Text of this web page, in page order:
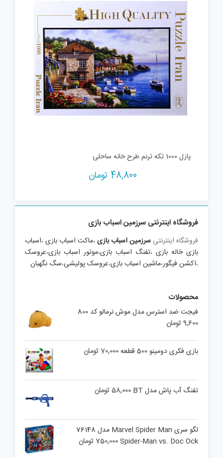
پازل 1000 تکه ترنم طرح خانه ساحلی
48,800 تومان
فروشگاه اینترنتی سرزمین اسباب بازی
فروشگاه اینترنتی سرزمین اسباب بازی،ماکت اسباب بازی،اسباب
بازی خاله بازی ،تفنگ اسباب بازی،موتور اسباب بازی،عروسک
،اکشن فیگور،ماشین اسباب بازی،عروسک پولیشی،سگ نگهبان
محصولات
فیجت ضد استرس مدل موش نرمالو کد 800
9,600تومان
بازی فکری دومینو 500 قطعه 70,000تومان
تفنگ آب پاش مدل BT 58,000تومان
لگو سری Marvel Spider Man مدل 76148
Spider-Man vs. Doc Ock
750,000تومان